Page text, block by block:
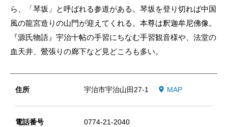
ら、「琴坂」と呼ばれる参道がある。琴坂を登り切れば中国
風の龍宮造りの山門が迎えてくれる。本尊は釈迦牟尼佛像。
『源氏物語』宇治十帖の手習にちなむ手習観音様や、法堂の
血天井、鶯張りの廊下など見どころも多い。
住所 宇治市宇治山田27-1 MAP
電話番号 0774-21-2040